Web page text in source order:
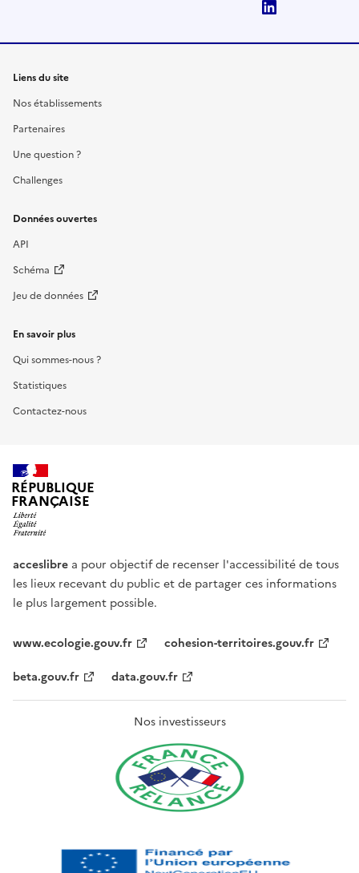
Liens du site
Nos établissements
Partenaires
Une question ?
Challenges
Données ouvertes
API
Schéma
Jeu de données
En savoir plus
Qui sommes-nous ?
Statistiques
Contactez-nous
RÉPUBLIQUE
FRANÇAISE
acceslibre a pour objectif de recenser l'accessibilité de tous
les lieux recevant du public et de partager ces informations
le plus largement possible.
www.ecologie.gouv.fr
cohesion-territoires.gouv.fr
beta.gouv.fr
data.gouv.fr
Nos investisseurs